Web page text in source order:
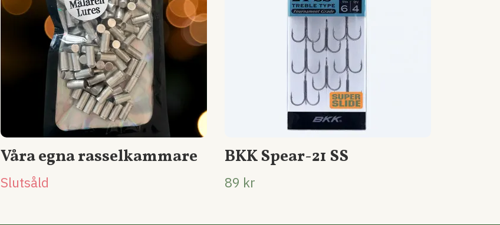
Våra egna rasselkammare
Slutsåld
BKK Spear-21 SS
89 kr